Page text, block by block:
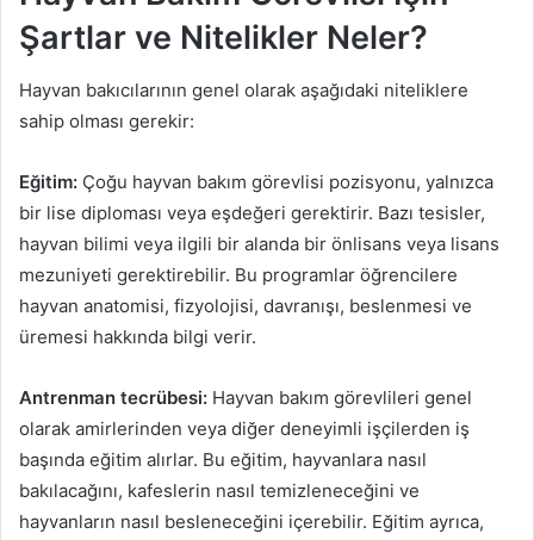
Şartlar ve Nitelikler Neler?
Hayvan bakıcılarının genel olarak aşağıdaki niteliklere
sahip olması gerekir:
Eğitim: Çoğu hayvan bakım görevlisi pozisyonu, yalnızca
bir lise diploması veya eşdeğeri gerektirir. Bazı tesisler,
hayvan bilimi veya ilgili bir alanda bir önlisans veya lisans
mezuniyeti gerektirebilir. Bu programlar öğrencilere
hayvan anatomisi, fizyolojisi, davranışı, beslenmesi ve
üremesi hakkında bilgi verir.
Antrenman tecrübesi: Hayvan bakım görevlileri genel
olarak amirlerinden veya diğer deneyimli işçilerden iş
başında eğitim alırlar. Bu eğitim, hayvanlara nasıl
bakılacağını, kafeslerin nasıl temizleneceğini ve
hayvanların nasıl besleneceğini içerebilir. Eğitim ayrıca,